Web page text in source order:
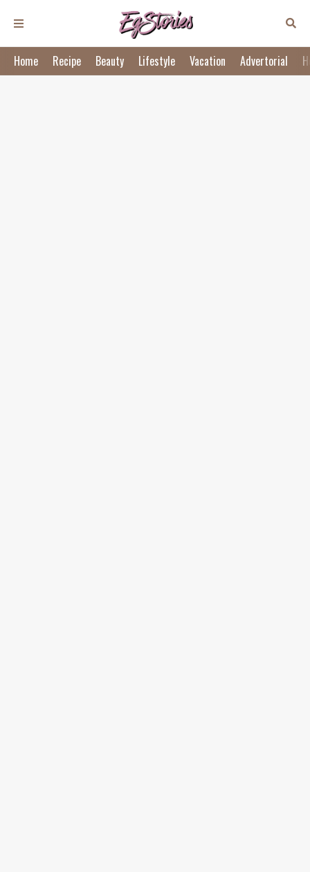
Home Recipe Beauty Lifestyle Vacation Advertorial